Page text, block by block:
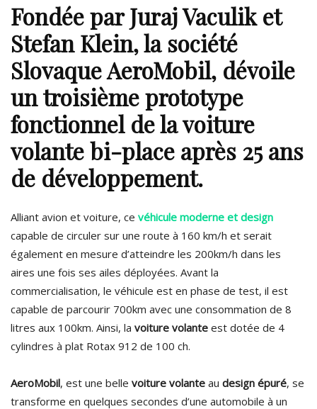
Fondée par Juraj Vaculik et
Stefan Klein, la société
Slovaque AeroMobil, dévoile
un troisième prototype
fonctionnel de la voiture
volante bi-place après 25 ans
de développement.
Alliant avion et voiture, ce véhicule moderne et design
capable de circuler sur une route à 160 km/h et serait
également en mesure d’atteindre les 200km/h dans les
aires une fois ses ailes déployées. Avant la
commercialisation, le véhicule est en phase de test, il est
capable de parcourir 700km avec une consommation de 8
litres aux 100km. Ainsi, la voiture volante est dotée de 4
cylindres à plat Rotax 912 de 100 ch.
AeroMobil, est une belle voiture volante au design épuré, se
transforme en quelques secondes d’une automobile à un